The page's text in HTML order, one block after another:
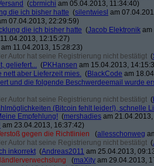
(cbrmichi am 05.04.2013, 11:34:40)
die ich bisher hatte (silentwiesl am
07.04.2013, 22:29:59)
die ich bisher hatte (Jacob Elektronik am
12:15:27)
am 11.04.2013, 15:28:23)
Autor hat seine Registrierung nicht bestätigt (
geliefert... (PKHansen am 15.04.2013,
nett aber Lieferzeit mies. (BlackCode am
und die folgende Beschwerdeemail wurde
Autor hat seine Registrierung nicht bestätigt (
(Bitcoin fehlt leider!), schnelle
Empfehlung! (mershadies am
am 23.04.2013, 16:37:42)
gegen die Richtlinien (allesschonweg
Autor hat seine Registrierung nicht bestätigt (
inkorrekt (Andreas2011 am 25.04.2013,
(maXity am 29.04.2013,